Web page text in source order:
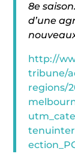
8e
d’une
http://
tribune/
regions/